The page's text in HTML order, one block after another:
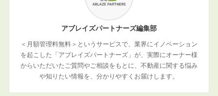
アブレイズパートナーズ編集部
＜月額管理料無料＞というサービスで、業界にイノベーション
を起こした「アブレイズパートナーズ」が、実際にオーナー様
からいただいたご質問やご相談をもとに、不動産に関する悩み
や知りたい情報を、分かりやすくお届けします。